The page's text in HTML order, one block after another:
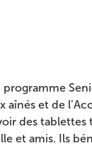
programme
et de
des tablettes
et amis. Ils